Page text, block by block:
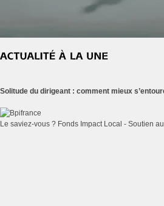
Solitude du dirigeant : comment mieux
Le saviez-vous ? Fonds Impact Local - Soutien